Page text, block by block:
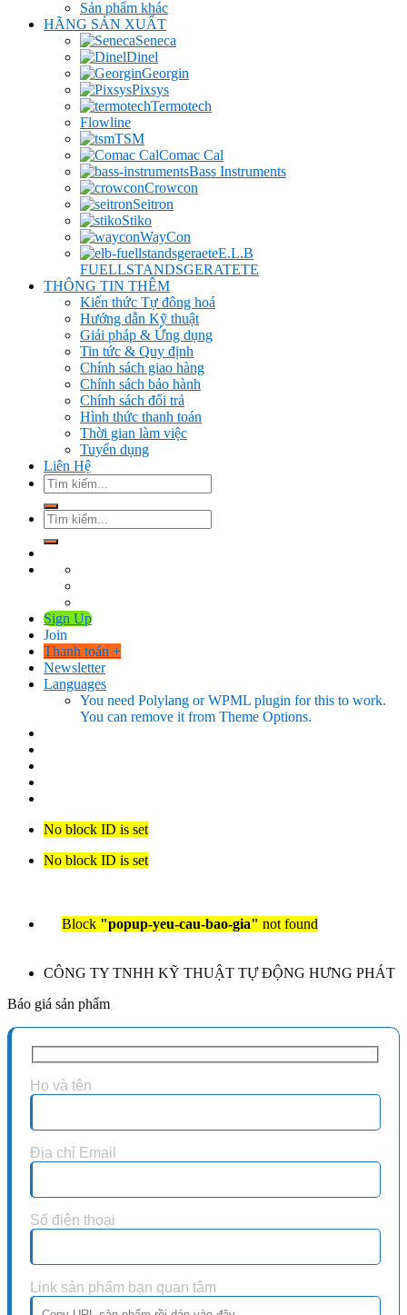
Sản phẩm khác
HÃNG SẢN XUẤT
Seneca
Dinel
Georgin
Pixsys
Termotech
Flowline
TSM
Comac Cal
Bass Instruments
Crowcon
Seitron
Stiko
WayCon
E.L.B
FUELLSTANDSGERATETE
THÔNG TIN THÊM
Kiến thức Tự đông hoá
Hướng dẫn Kỹ thuật
Giải pháp & Ứng dụng
Tin tức & Quy định
Chính sách giao hàng
Chính sách bảo hành
Chính sách đổi trả
Hình thức thanh toán
Thời gian làm việc
Tuyển dụng
Liên Hệ
Tìm
kiếm:
Tìm
kiếm:
Sign Up
Join
Thanh toán +
Newsletter
Languages
You need Polylang or WPML plugin for this to work.
You can remove it from Theme Options.
No block ID is set
No block ID is set
Block "popup-yeu-cau-bao-gia" not found
CÔNG TY TNHH KỸ THUẬT TỰ ĐỘNG HƯNG PHÁT
Báo giá sản phẩm
Họ và tên
Địa chỉ Email
Số điện thoại
Link sản phẩm bạn quan tâm